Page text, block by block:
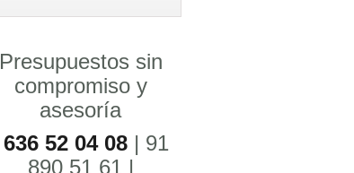
Presupuestos sin
compromiso y
asesoría
636 52 04 08 | 91
890 51 61 |